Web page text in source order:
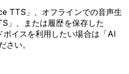
TTS」、オフラインでの音声生
」、または履歴を保存した
イスを利用したい場合は「AI
さい。